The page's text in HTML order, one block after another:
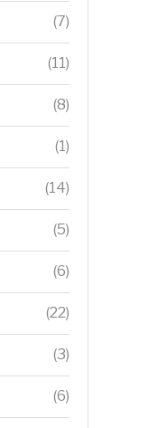
(7)
(11)
(8)
(1)
(14)
(5)
(6)
(22)
(3)
(6)